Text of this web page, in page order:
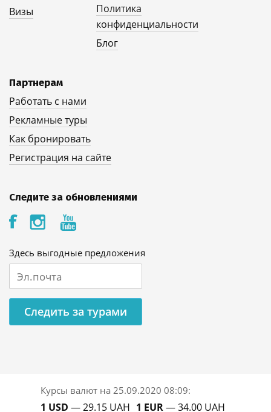
Визы
Политика
конфиденциальности
Блог
Партнерам
Работать с нами
Рекламные туры
Как бронировать
Регистрация на сайте
Следите за обновлениями
Здесь выгодные предложения
Следить за турами
Курсы валют на 25.09.2020 08:09:
1 USD — 29.15 UAH 1 EUR— 34.00 UAH